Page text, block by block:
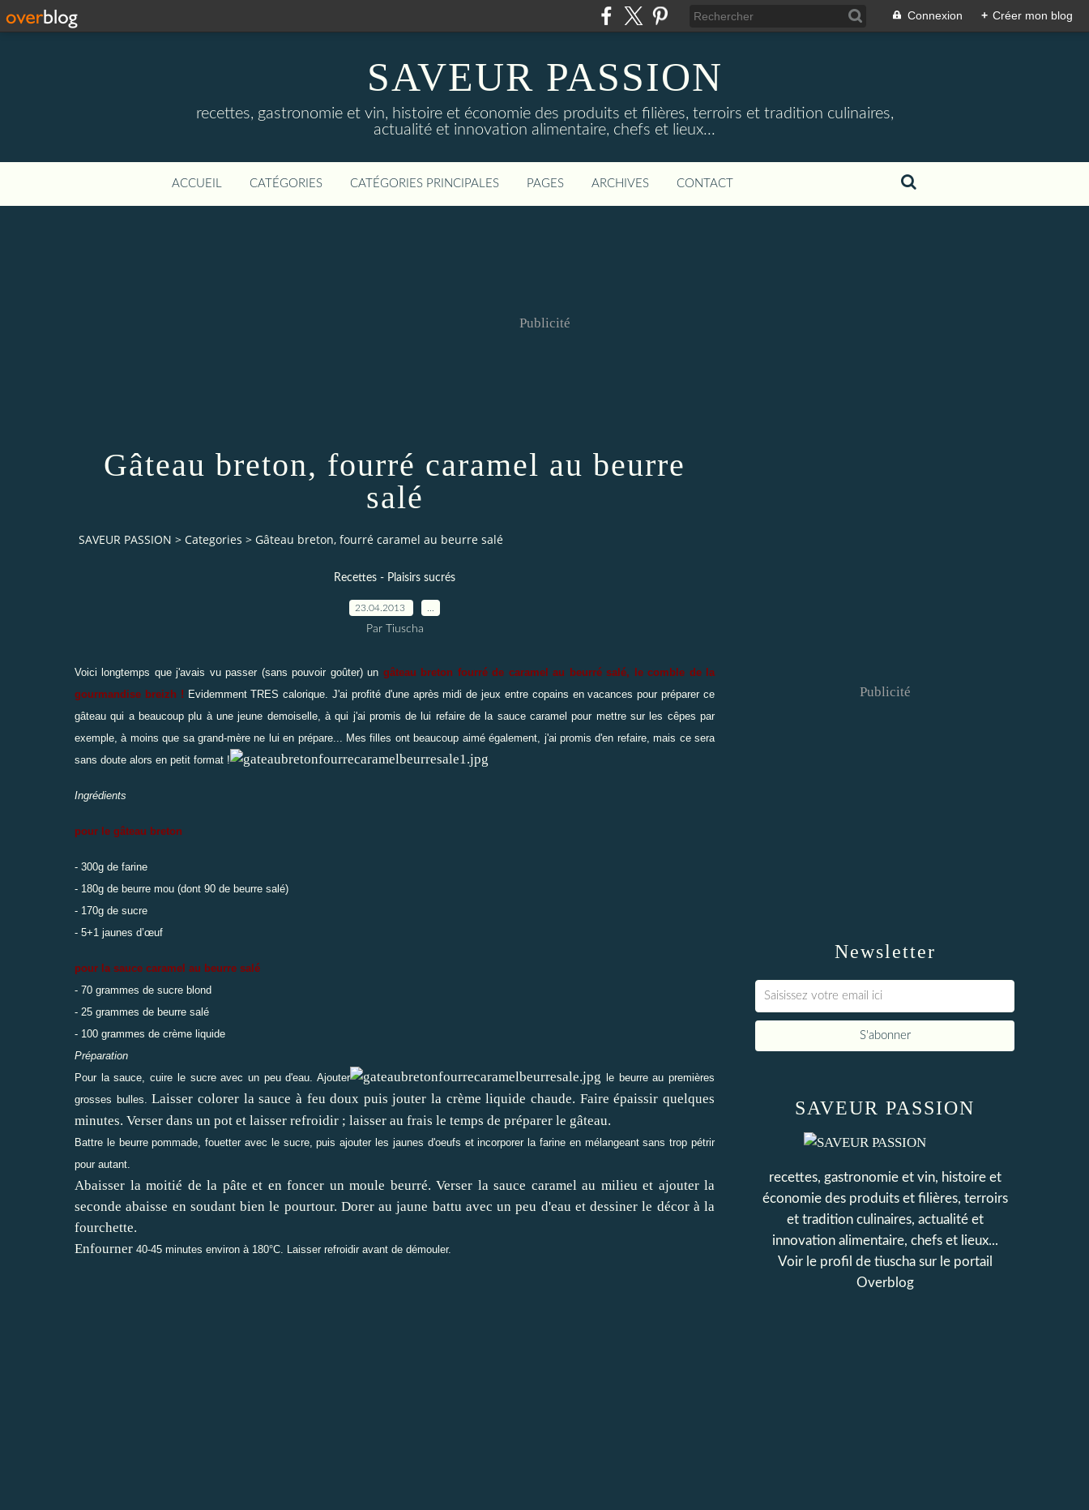
Connexion + Créer mon blog
SAVEUR PASSION
recettes, gastronomie et vin, histoire et économie des produits et filières, terroirs et tradition culinaires,
actualité et innovation alimentaire, chefs et lieux...
ACCUEIL CATÉGORIES CATÉGORIES PRINCIPALES PAGES ARCHIVES CONTACT
Publicité
Gâteau breton, fourré caramel au beurre
salé
SAVEUR PASSION > Categories > Gâteau breton, fourré caramel au beurre salé
Recettes - Plaisirs sucrés
23.04.2013
Par Tiuscha
Voici longtemps que j'avais vu passer (sans pouvoir goûter) un gâteau breton fourré de caramel au beurré salé, le comble de la
gourmandise breizh ! Evidemment TRES calorique. J'ai profité d'une après midi de jeux entre copains en vacances pour préparer ce
gâteau qui a beaucoup plu à une jeune demoiselle, à qui j'ai promis de lui refaire de la sauce caramel pour mettre sur les cêpes par
exemple, à moins que sa grand-mère ne lui en prépare... Mes filles ont beaucoup aimé également, j'ai promis d'en refaire, mais ce sera
sans doute alors en petit format !
Ingrédients
pour le gâteau breton
- 300g de farine
- 180g de beurre mou (dont 90 de beurre salé)
- 170g de sucre
- 5+1 jaunes d’œuf
pour la sauce caramel au beurre salé
- 70 grammes de sucre blond
- 25 grammes de beurre salé
- 100 grammes de crème liquide
Préparation
Pour la sauce, cuire le sucre avec un peu d'eau. Ajouter
le beurre au premières
grosses bulles.
Laisser colorer la sauce à feu doux puis jouter la crème liquide chaude. Faire épaissir quelques
minutes. Verser dans un pot et laisser refroidir ; laisser au frais le temps de préparer le gâteau.
Battre le beurre pommade, fouetter avec le sucre, puis ajouter les jaunes d'oeufs et incorporer la farine en mélangeant sans trop pétrir
pour autant.
Abaisser la moitié de la pâte et en foncer un moule beurré. Verser la sauce caramel au milieu et ajouter la
seconde abaisse en soudant bien le pourtour. Dorer au jaune battu avec un peu d'eau et dessiner le décor à la
fourchette.
Enfourner 40-45 minutes environ à 180°C. Laisser refroidir avant de démouler.
Newsletter
Publicité
SAVEUR PASSION
recettes, gastronomie et vin, histoire et
économie des produits et filières, terroirs
et tradition culinaires, actualité et
innovation alimentaire, chefs et lieux...
Voir le profil de tiuschasur le portail
Overblog